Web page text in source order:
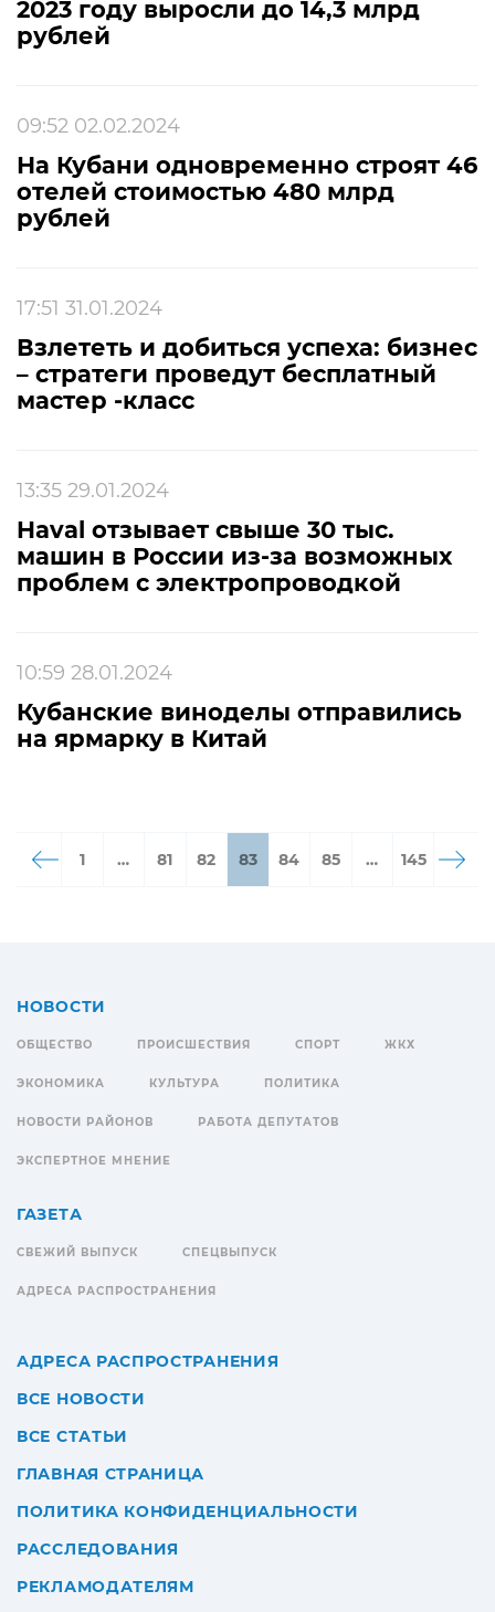
2023 году выросли до 14,3 млрд
рублей
09:52 02.02.2024
На Кубани одновременно строят 46
отелей стоимостью 480 млрд
рублей
17:51 31.01.2024
Взлететь и добиться успеха: бизнес
– стратеги проведут бесплатный
мастер -класс
13:35 29.01.2024
Haval отзывает свыше 30 тыс.
машин в России из-за возможных
проблем с электропроводкой
10:59 28.01.2024
Кубанские виноделы отправились
на ярмарку в Китай
1 … 81 82 83 84 85 … 145
НОВОСТИ
ОБЩЕСТВО ПРОИСШЕСТВИЯ СПОРТ ЖКХ
ЭКОНОМИКА КУЛЬТУРА ПОЛИТИКА
НОВОСТИ РАЙОНОВ РАБОТА ДЕПУТАТОВ
ЭКСПЕРТНОЕ МНЕНИЕ
ГАЗЕТА
СВЕЖИЙ ВЫПУСК СПЕЦВЫПУСК
АДРЕСА РАСПРОСТРАНЕНИЯ
АДРЕСА РАСПРОСТРАНЕНИЯ
ВСЕ НОВОСТИ
ВСЕ СТАТЬИ
ГЛАВНАЯ СТРАНИЦА
ПОЛИТИКА КОНФИДЕНЦИАЛЬНОСТИ
РАССЛЕДОВАНИЯ
РЕКЛАМОДАТЕЛЯМ